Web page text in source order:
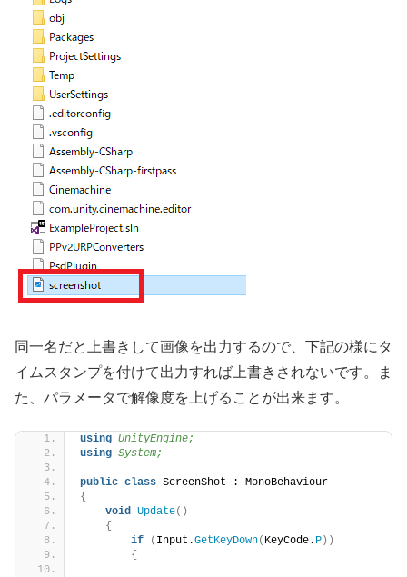
同一名だと上書きして画像を出力するので、下記の様にタ
イムスタンプを付けて出力すれば上書きされないです。ま
た、パラメータで解像度を上げることが出来ます。
using UnityEngine;
using System;
public class ScreenShot : MonoBehaviour
{
void Update()
{
if
( Input.GetKeyDown( KeyCode. P ))
{